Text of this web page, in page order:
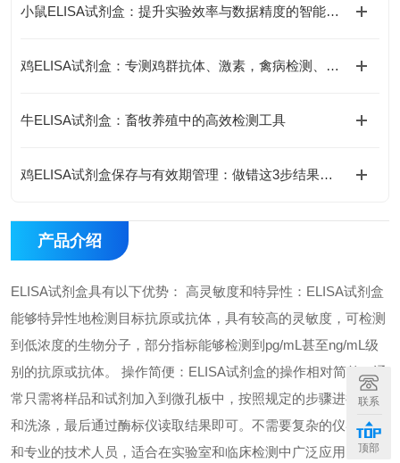
小鼠ELISA试剂盒：提升实验效率与数据精度的智能方案
鸡ELISA试剂盒：专测鸡群抗体、激素，禽病检测、养殖科研都能用
牛ELISA试剂盒：畜牧养殖中的高效检测工具
鸡ELISA试剂盒保存与有效期管理：做错这3步结果全废
产品介绍
ELISA试剂盒具有以下优势： 高灵敏度和特异性：ELISA试剂盒
能够特异性地检测目标抗原或抗体，具有较高的灵敏度，可检测
到低浓度的生物分子，部分指标能够检测到pg/mL甚至ng/mL级
别的抗原或抗体。 操作简便：ELISA试剂盒的操作相对简单，通
常只需将样品和试剂加入到微孔板中，按照规定的步骤进行孵育
和洗涤，最后通过酶标仪读取结果即可。不需要复杂的仪器设备
和专业的技术人员，适合在实验室和临床检测中广泛应用。 高通
联系
顶部